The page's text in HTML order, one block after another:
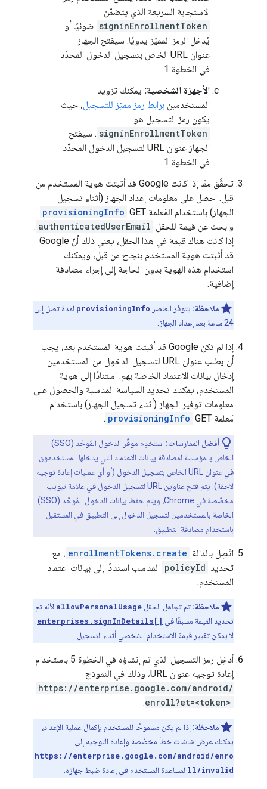
الاستجابة السريعة الذي يتضمّن
signinEnrollmentToken ضوئيًا أو
يُدخل الرمز المميّز يدويًا. سيفتح الجهاز
عنوان URL الخاص بتسجيل الدخول المحدّد
في الخطوة 1.
الأجهزة الشخصية: يمكنك تزويد
المستخدمين برابط رمز مميّز للتسجيل، حيث
يكون رمز التسجيل هو
signinEnrollmentToken . سيفتح
الجهاز عنوان URL لتسجيل الدخول المحدّد
في الخطوة 1.
تحقَّق ممّا إذا كانت Google قد أثبتت هوية المستخدم من
قبل. احصل على معلومات إعداد الجهاز (أثناء تسجيل
الجهاز) باستخدام المَعلمة GET
provisioningInfo
وابحث عن قيمة للحقل authenticatedUserEmail
.
إذا كانت هناك قيمة في هذا الحقل، يعني ذلك أنّ Google
قد أثبتت هوية المستخدم بنجاح من قبل، ويمكنك
استخدام هذه الهوية بدون الحاجة إلى إجراء مصادقة
إضافية.
ملاحظة: يتوفّر العنصر provisioningInfo لمدة تصل إلى
24 ساعة بعد إعداد الجهاز.
إذا لم تكن Google قد أثبتت هوية المستخدم بعد، يجب
أن يطلب عنوان URL لتسجيل الدخول من المستخدمين
إدخال بيانات الاعتماد الخاصة بهم. استنادًا إلى هوية
المستخدم، يمكنك تحديد السياسة المناسبة والحصول على
معلومات توفير الجهاز (أثناء تسجيل الجهاز) باستخدام
مَعلمة GET
provisioningInfo
.
أفضل الممارسات:
استخدِم موفِّر الدخول المُوحَّد (SSO)
الخاص بالمؤسسة لمصادقة بيانات الاعتماد التي يدخلها المستخدمون
في عنوان URL الخاص بتسجيل الدخول (أو أي عمليات إعادة توجيه
لاحقة). يتم فتح عناوين URL لتسجيل الدخول في علامة تبويب
مخصّصة في Chrome، ويتم حفظ بيانات الدخول المُوحَّد (SSO)
الخاصة بالمستخدمين لتسجيل الدخول إلى التطبيق في المستقبل
باستخدام مصادقة التطبيق
اتّصِل بالدالة enrollmentTokens.create ، مع
تحديد policyId المناسب استنادًا إلى بيانات اعتماد
المستخدم.
ملاحظة: تم تجاهل الحقل allowPersonalUsage لأنّه تم
تحديد القيمة مسبقًا في
enterprises.signInDetails[]
لا يمكن تغيير قيمة الاستخدام الشخصي أثناء التسجيل.
أدخِل رمز التسجيل الذي تم إنشاؤه في الخطوة 5 باستخدام
إعادة توجيه عنوان URL، وذلك في النموذج
https://enterprise.google.com/android/
enroll?et=<token>
.
ملاحظة: إذا لم يكن مسموحًا للمستخدم بإكمال عملية الإعداد،
يمكنك عرض شاشات خطأ مخصّصة وإعادة التوجيه إلى
https://enterprise.google.com/android/enro
ll/invalid لمساعدة المستخدم في إعادة ضبط جهازه.